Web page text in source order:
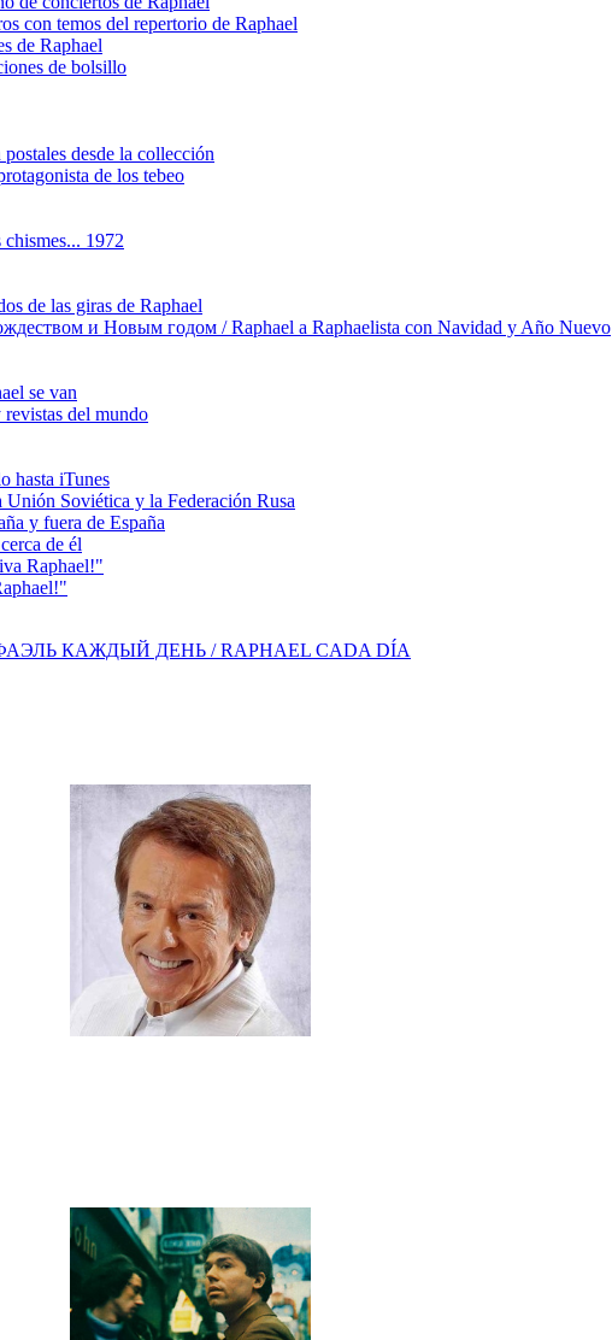
con temos del repertorio de Raphael
de Raphael
de bolsillo
desde la collección
de los tebeo
1972
de las giras de Raphael
и Новым годом / Raphael a Raphaelista con Navidad y Año Nuevo
se van
del mundo
hasta iTunes
Soviética y la Federación Rusa
y fuera de España
de él
Raphael!"
КАЖДЫЙ ДЕНЬ / RAPHAEL CADA DÍA